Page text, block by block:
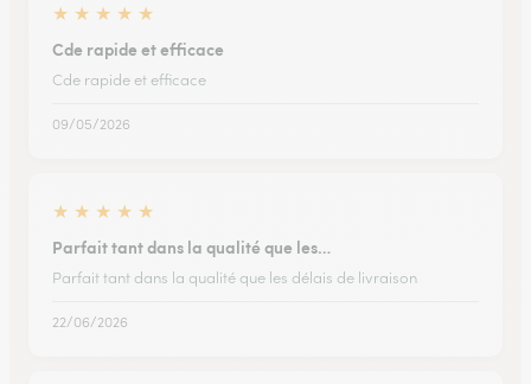
★ ★ ★ ★ ★
Cde rapide et efficace
Cde rapide et efficace
09/05/2026
★ ★ ★ ★ ★
Parfait tant dans la qualité que les…
Parfait tant dans la qualité que les délais de livraison
22/06/2026